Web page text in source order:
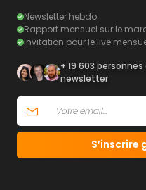
Newsletter hebdo
Rapport mensuel sur le
Invitation pour le live
+ 19 603
newsletter